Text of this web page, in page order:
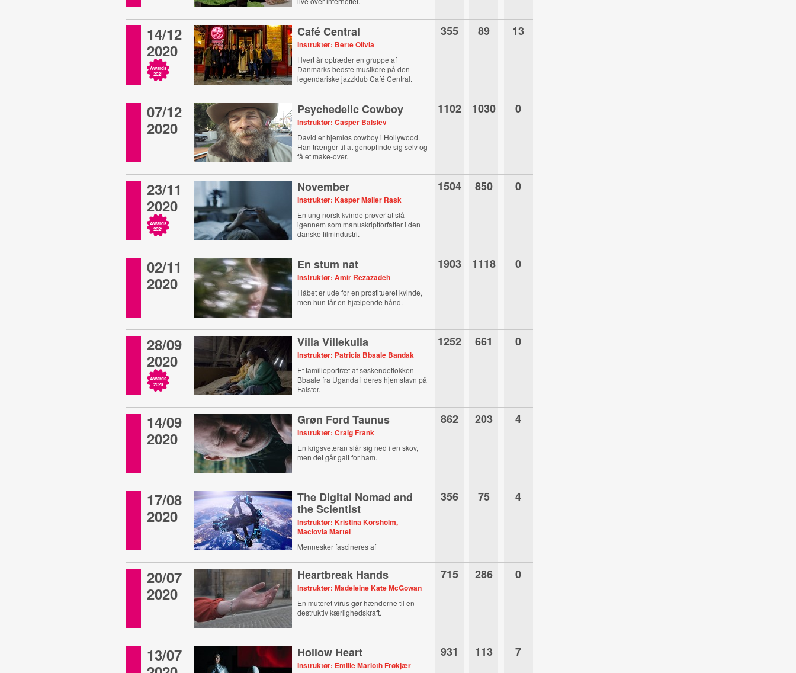
14/12
2020
Awards
2021
Café Central
Instruktør: Berte Olivia
Hvert år optræder en gruppe af
Danmarks bedste musikere på den
legendariske jazzklub Café Central.
355 89 13
07/12
2020
Psychedelic Cowboy
Instruktør: Casper Balslev
David er hjemløs cowboy i Hollywood.
Han trænger til at genopfinde sig selv og
få et make-over.
1102 1030 0
23/11
2020
Awards
2021
November
Instruktør: Kasper Møller Rask
En ung norsk kvinde prøver at slå
igennem som manuskriptforfatter i den
danske filmindustri.
1504 850 0
02/11
2020
En stum nat
Instruktør: Amir Rezazadeh
Håbet er ude for en prostitueret kvinde,
men hun får en hjælpende hånd.
1903 1118 0
28/09
2020
Awards
2020
Villa Villekulla
Instruktør: Patricia Bbaale Bandak
Et familieportræt af søskendeflokken
Bbaale fra Uganda i deres hjemstavn på
Falster.
1252 661 0
14/09
2020
Grøn Ford Taunus
Instruktør: Craig Frank
En krigsveteran slår sig ned i en skov,
men det går galt for ham.
862 203 4
17/08
2020
The Digital Nomad and
the Scientist
Instruktør: Kristina Korsholm,
Maclovia Martel
Mennesker fascineres af
356 75 4
20/07
2020
Heartbreak Hands
Instruktør: Madeleine Kate McGowan
En muteret virus gør hænderne til en
destruktiv kærlighedskraft.
715 286 0
13/07
Hollow Heart
Instruktør: Emilie Marloth Frøkjær
931 113 7